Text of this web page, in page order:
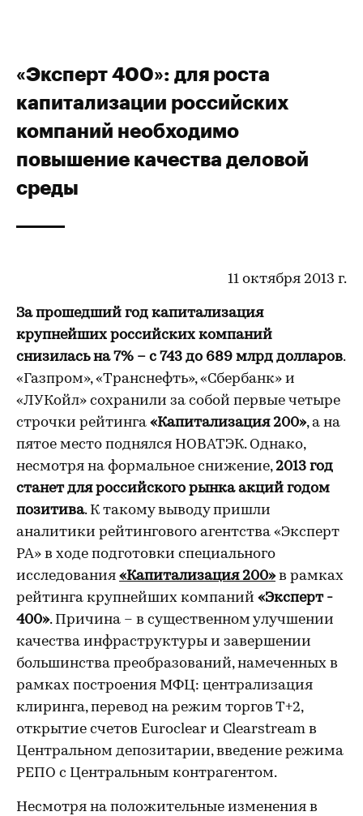
«Эксперт 400»: для роста
капитализации российских
компаний необходимо
повышение качества деловой
среды
11 октября 2013 г.
За прошедший год капитализация
крупнейших российских компаний
снизиласьна 7% – с 743 до 689 млрд долларов.
«Газпром», «Транснефть», «Сбербанк» и
«ЛУКойл» сохранили за собой первые четыре
строчки рейтинга «Капитализация 200», а на
пятое место поднялся НОВАТЭК. Однако,
несмотря на формальное снижение,2013 год
станет дляроссийского рынка акций годом
позитива. К такому выводу пришли
аналитики рейтингового агентства «Эксперт
РА» в ходе подготовки специального
исследования «Капитализация 200»в рамках
рейтинга крупнейших компаний «Эксперт -
400». Причина – в существенном улучшении
качества инфраструктуры и завершении
большинства преобразований, намеченных в
рамках построения МФЦ: централизация
клиринга, перевод на режим торгов Т+2,
открытие счетов Euroclear и Clearstream в
Центральном депозитарии, введение режима
РЕПО с Центральным контрагентом.
Несмотря на положительные изменения в